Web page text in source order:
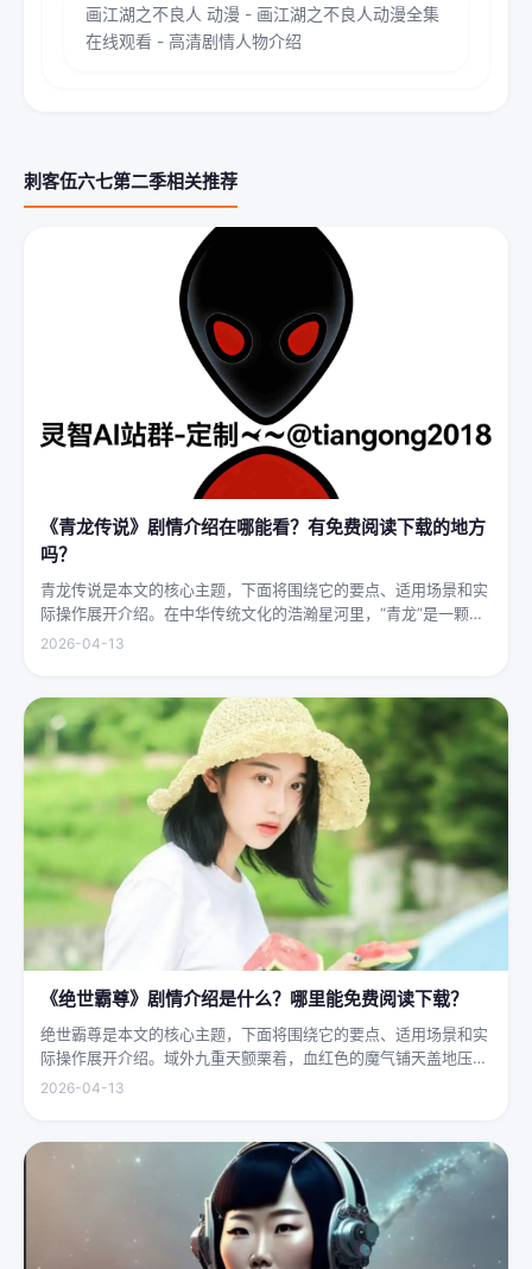
画江湖之不良人 动漫 - 画江湖之不良人动漫全集
在线观看 - 高清剧情人物介绍
刺客伍六七第二季相关推荐
《青龙传说》剧情介绍在哪能看？有免费阅读下载的地方
吗？
青龙传说是本文的核心主题，下面将围绕它的要点、适用场景和实
际操作展开介绍。在中华传统文化的浩瀚星河里，“青龙”是一颗璀
璨夺目的明珠，它与白虎、朱雀、玄武并称“四灵”，雄踞东方，是
2026-04-13
《绝世霸尊》剧情介绍是什么？哪里能免费阅读下载？
绝世霸尊是本文的核心主题，下面将围绕它的要点、适用场景和实
际操作展开介绍。域外九重天颤栗着，血红色的魔气铺天盖地压向
人间界最后一道防线——诛仙阵。阵中百万仙神联军已是强弩之
2026-04-13